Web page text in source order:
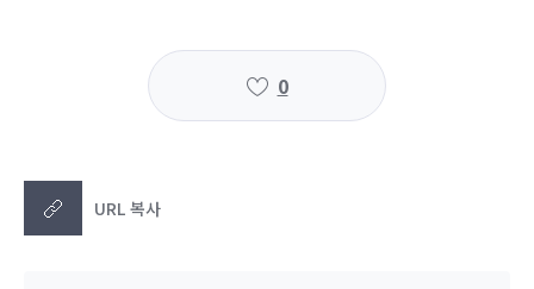
0
URL 복사